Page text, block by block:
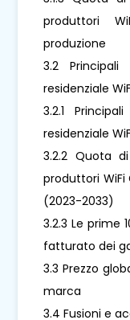
produttori
produzione
3.2
residenziale
3.2.1
residenziale
3.2.2 Quota
produttori
(2023-2033)
3.2.3 Le prime
fatturato dei
3.3 Prezzo
marca
3.4 Fusioni e